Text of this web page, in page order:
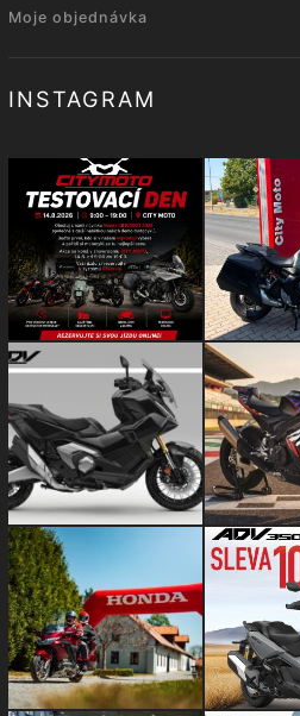
Moje objednávka
INSTAGRAM